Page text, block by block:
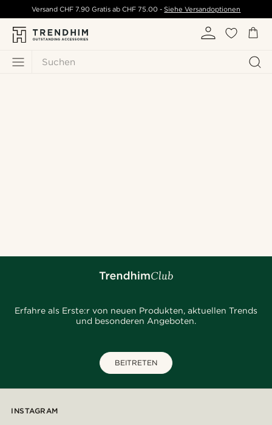
Suchen
Versand CHF 7.90 Gratis ab CHF 75.00 - Siehe Versandoptionen
Erfahre als Erste:r von neuen Produkten, aktuellen Trends
und besonderen Angeboten.
BEITRETEN
INSTAGRAM